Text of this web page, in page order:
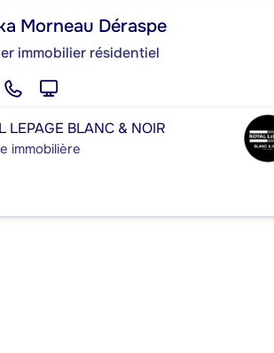
Morneau Déraspe
immobilier résidentiel
LEPAGE BLANC & NOIR
immobilière